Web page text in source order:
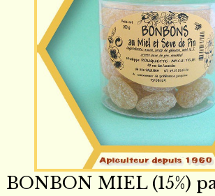
BONBON MIEL (15%)